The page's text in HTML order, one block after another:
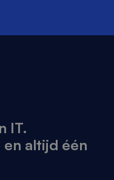
IT.
altijd één